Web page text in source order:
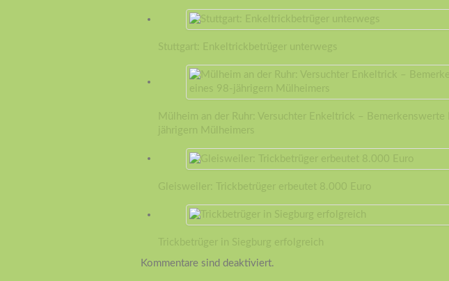
Stuttgart: Enkeltrickbetrüger unterwegs
Mülheim an der Ruhr: Versuchter Enkeltrick – Bemerkenswerte
jährigern Mülheimers
Gleisweiler: Trickbetrüger erbeutet 8.000 Euro
Trickbetrüger in Siegburg erfolgreich
Kommentare sind deaktiviert.